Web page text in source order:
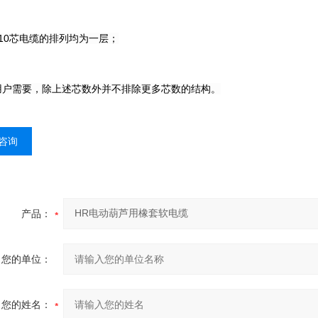
芯电缆的排列均为一层；
需要，除上述芯数外并不排除更多芯数的结构。
询
产品：
您的单位：
您的姓名：